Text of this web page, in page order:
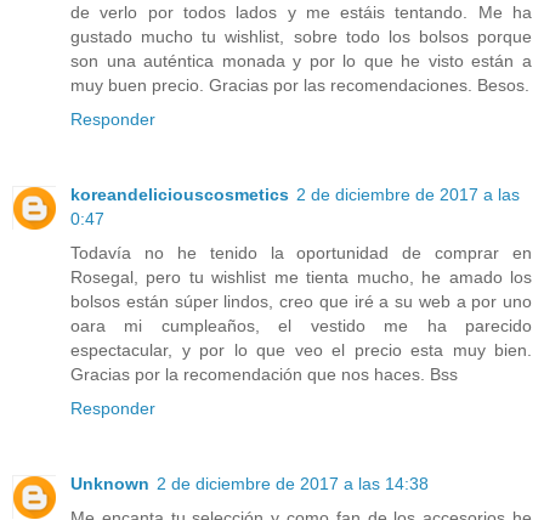
de verlo por todos lados y me estáis tentando. Me ha
gustado mucho tu wishlist, sobre todo los bolsos porque
son una auténtica monada y por lo que he visto están a
muy buen precio. Gracias por las recomendaciones. Besos.
Responder
koreandeliciouscosmetics 2 de diciembre de 2017 a las
0:47
Todavía no he tenido la oportunidad de comprar en
Rosegal, pero tu wishlist me tienta mucho, he amado los
bolsos están súper lindos, creo que iré a su web a por uno
oara mi cumpleaños, el vestido me ha parecido
espectacular, y por lo que veo el precio esta muy bien.
Gracias por la recomendación que nos haces. Bss
Responder
Unknown 2 de diciembre de 2017 a las 14:38